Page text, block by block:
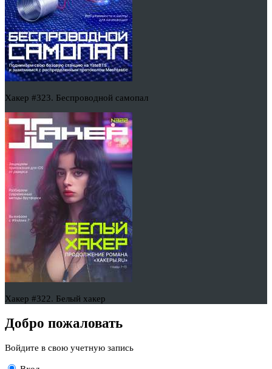
Хакер #323. Беспроводной самопал
Хакер #322. Белый хакер
Добро пожаловать
Войдите в свою учетную запись